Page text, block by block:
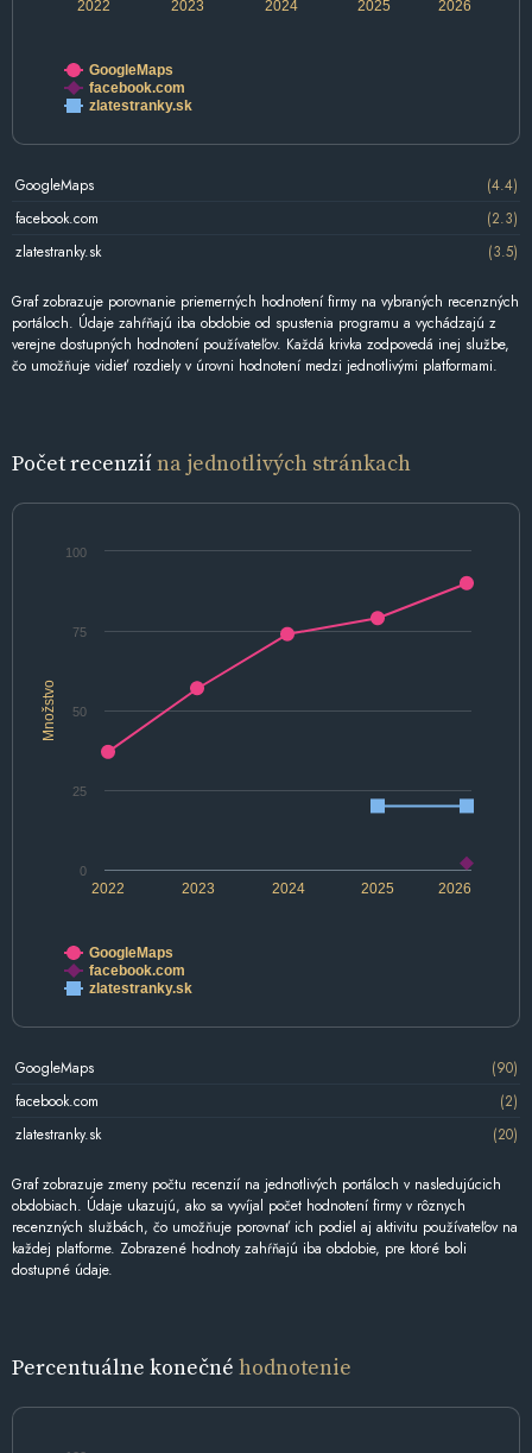
2022 2024 2026
2023 2025
GoogleMaps
facebook.com
zlatestranky.sk
GoogleMaps
(4.4)
facebook.com
(2.3)
zlatestranky.sk
(3.5)
Graf zobrazuje porovnanie priemerných hodnotení firmy na vybraných recenzných
portáloch. Údaje zahŕňajú iba obdobie od spustenia programu a vychádzajú z
verejne dostupných hodnotení používateľov. Každá krivka zodpovedá inej službe,
čo umožňuje vidieť rozdiely v úrovni hodnotení medzi jednotlivými platformami.
Počet recenziína jednotlivých stránkach
Množstvo
2022 2024 2026
2023 2025
0
100
25
50
75
GoogleMaps
facebook.com
zlatestranky.sk
GoogleMaps
(90)
facebook.com
(2)
zlatestranky.sk
(20)
Graf zobrazuje zmeny počtu recenzií na jednotlivých portáloch v nasledujúcich
obdobiach. Údaje ukazujú, ako sa vyvíjal počet hodnotení firmy v rôznych
recenzných službách, čo umožňuje porovnať ich podiel aj aktivitu používateľov na
každej platforme. Zobrazené hodnoty zahŕňajú iba obdobie, pre ktoré boli
dostupné údaje.
Percentuálne konečné hodnotenie